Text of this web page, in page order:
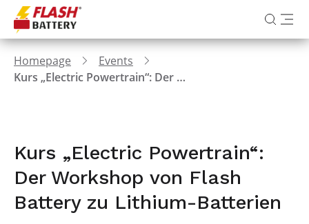
Homepage
Events
Kurs „Electric Powertrain“: Der Workshop von Flash Battery zu Lithium-Batterien
Kurs „Electric Powertrain“:
Der Workshop von Flash
Battery zu Lithium-Batterien